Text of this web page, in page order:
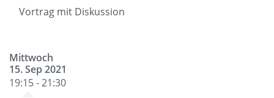
Vortrag mit Diskussion
Mittwoch
15. Sep 2021
19:15 - 21:30